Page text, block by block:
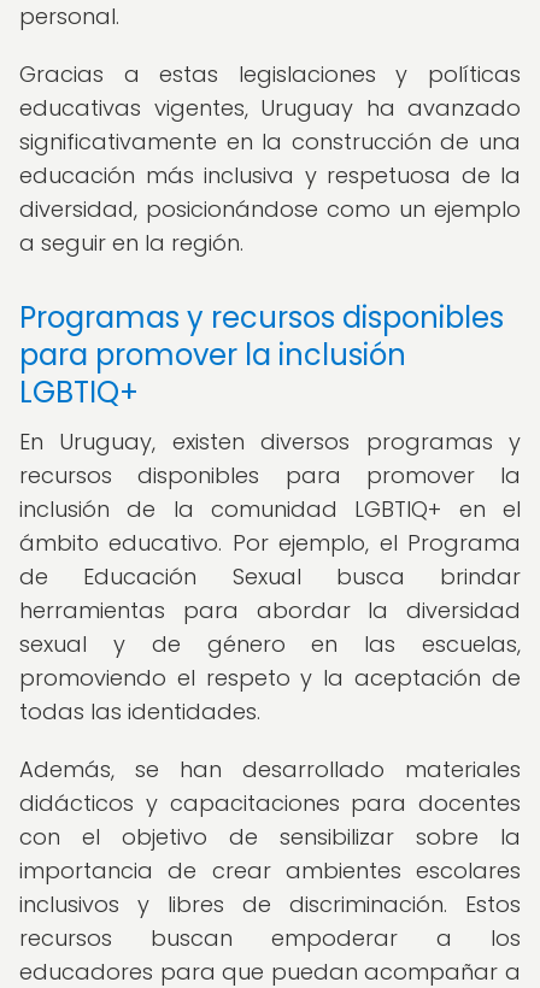
personal.
Gracias a estas legislaciones y políticas
educativas vigentes, Uruguay ha avanzado
significativamente en la construcción de una
educación más inclusiva y respetuosa de la
diversidad, posicionándose como un ejemplo
a seguir en la región.
Programas y recursos disponibles
para promover la inclusión
LGBTIQ+
En Uruguay, existen diversos programas y
recursos disponibles para promover la
inclusión de la comunidad LGBTIQ+ en el
ámbito educativo. Por ejemplo, el Programa
de Educación Sexual busca brindar
herramientas para abordar la diversidad
sexual y de género en las escuelas,
promoviendo el respeto y la aceptación de
todas las identidades.
Además, se han desarrollado materiales
didácticos y capacitaciones para docentes
con el objetivo de sensibilizar sobre la
importancia de crear ambientes escolares
inclusivos y libres de discriminación. Estos
recursos buscan empoderar a los
educadores para que puedan acompañar a